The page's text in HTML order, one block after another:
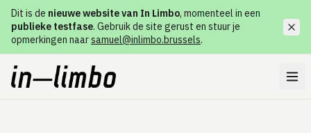
Dit is de nieuwe website van In Limbo, momenteel in een
publieke testfase. Gebruik de site gerust en stuur je
opmerkingen naarsamuel@inlimbo.brussels.